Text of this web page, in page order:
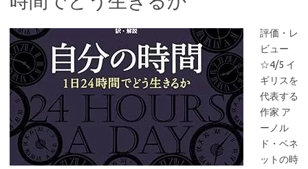
評価・レ
ビュー
☆4/5 イ
ギリスを
代表する
作家 ア
ーノル
ド・ベネ
ットの時